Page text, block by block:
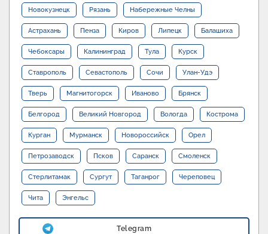
Новокузнецк Рязань Набережные Челны
Астрахань Пенза Киров Липецк Балашиха
Чебоксары Калининград Тула Курск
Ставрополь Севастополь Сочи Улан-Удэ
Тверь Магнитогорск Иваново Брянск
Белгород Великий Новгород Вологда Кострома
Курган Мурманск Новороссийск Орел
Петрозаводск Псков Саранск Смоленск
Стерлитамак Сургут Таганрог Череповец
Чита Энгельс
Telegram